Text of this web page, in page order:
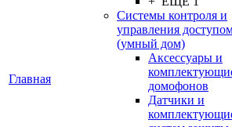
Главная
Системы контроля и
управления
(умный дом)
Аксессуары и
домофонов
Датчики и